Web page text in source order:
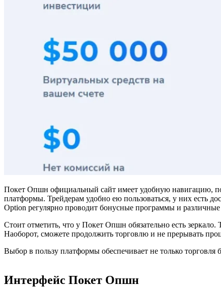
Покет Опшн официальный сайт имеет удобную навигацию,
платформы. Трейдерам удобно ею пользоваться, у них есть
Option регулярно проводит бонусные программы и
Стоит отметить, что у Покет Опшн обязательно есть
Наоборот, сможете продолжить торговлю и не прерывать
Выбор в пользу платформы обеспечивает не только
Интерфейс Покет Опшн